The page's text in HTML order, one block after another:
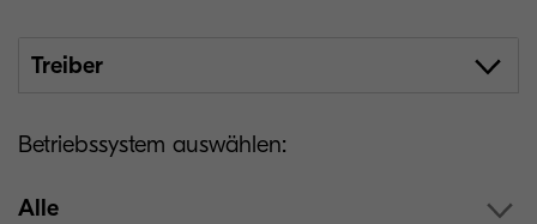
Treiber
Betriebssystem auswählen:
Alle